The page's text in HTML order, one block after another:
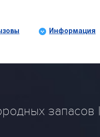
Информация
запасов |